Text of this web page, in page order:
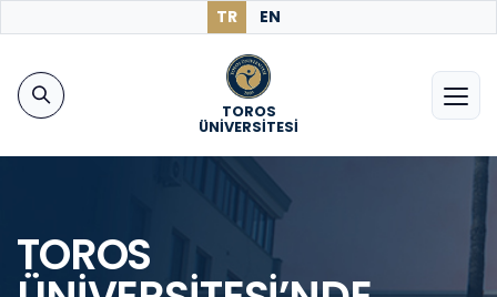
TR EN
TOROS
ÜNİVERSİTESİ
TOROS